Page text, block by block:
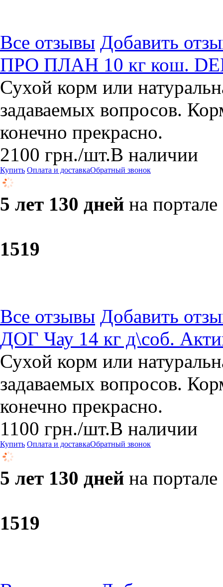
Все отзывы Добавить
ПРО ПЛАН 10 кг кош.
Сухой корм или
задаваемых вопросов.
конечно прекрасно.
2100 грн./шт.В наличии
Купить Оплата и доставкаОбратный звонок
5 лет 130 дней на портале
1519
Все отзывы Добавить
ДОГ Чау 14 кг д\соб.
Сухой корм или
задаваемых вопросов.
конечно прекрасно.
1100 грн./шт.В наличии
Купить Оплата и доставкаОбратный звонок
5 лет 130 дней на портале
1519